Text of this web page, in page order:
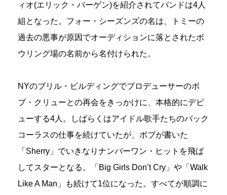
ィオ(エリック・バーゲン)を紹介されてバンドは4人
組となった。フォー・シーズンズの名は、トミーの
過去の悪事が原因でオーディションに落とされたボ
ウリング場の名前から名付けられた。
NYのブリル・ビルディングでプロデューサーのボ
ブ・クリューとの再会をきっかけに、本格的にデビ
ューする4人。しばらくはアイドル歌手たちのバック
コーラスの仕事を続けていたが、ボブが書いた
「Sherry」でいきなりナンバーワン・ヒットを飛ば
してスターとなる。「Big Girls Don’t Cry」や「Walk
Like A Man」も続けて1位になった。すべてが順調に